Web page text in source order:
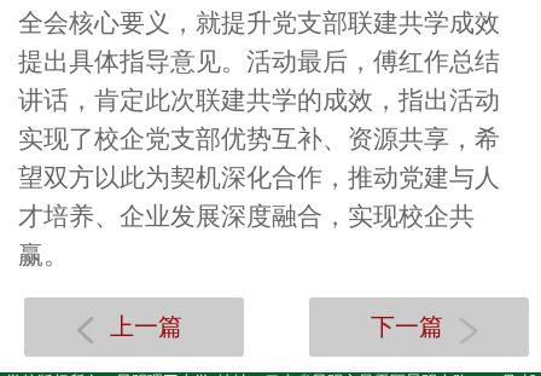
全会核心要义，就提升党支部联建共学成效
提出具体指导意见。活动最后，傅红作总结
讲话，肯定此次联建共学的成效，指出活动
实现了校企党支部优势互补、资源共享，希
望双方以此为契机深化合作，推动党建与人
才培养、企业发展深度融合，实现校企共
赢。
上一篇 下一篇